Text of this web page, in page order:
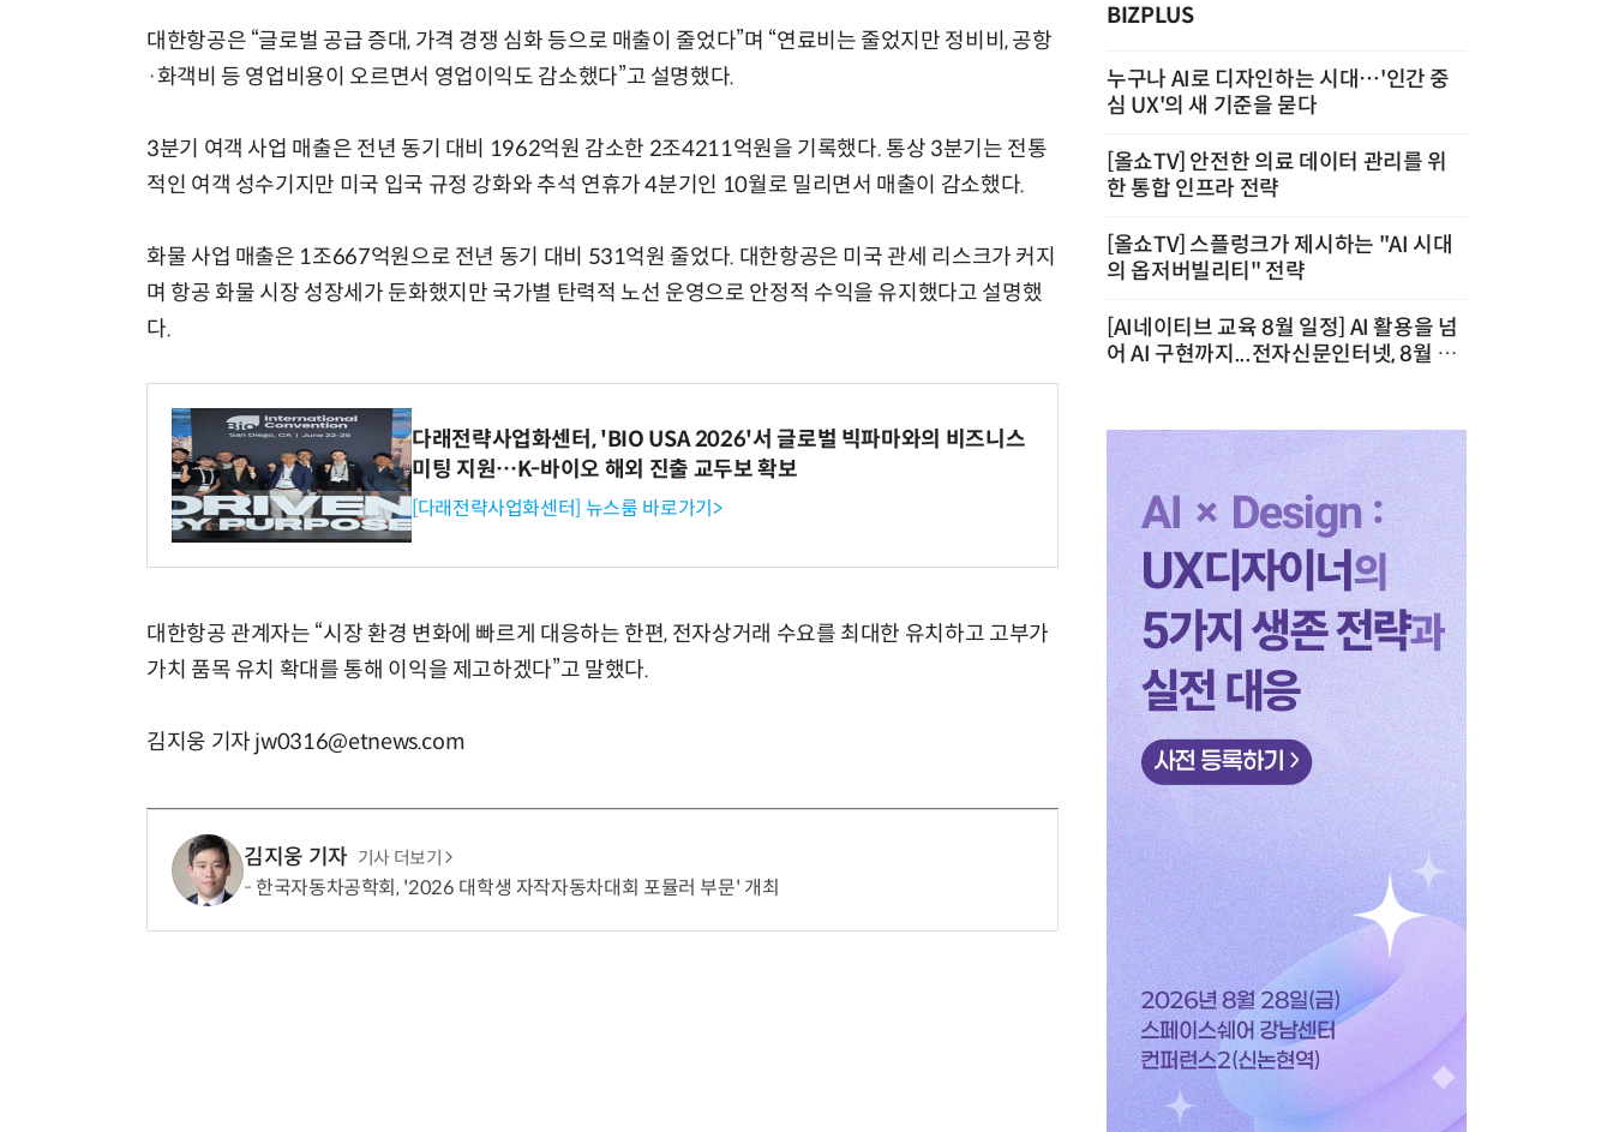
대한항공은 “글로벌 공급 증대, 가격 경쟁 심화 등으로 매출이 줄었다”며 “연료비는 줄었지만 정비비, 공항
·화객비 등 영업비용이 오르면서 영업이익도 감소했다”고 설명했다.
3분기 여객 사업 매출은 전년 동기 대비 1962억원 감소한 2조4211억원을 기록했다. 통상 3분기는 전통
적인 여객 성수기지만 미국 입국 규정 강화와 추석 연휴가 4분기인 10월로 밀리면서 매출이 감소했다.
화물 사업 매출은 1조667억원으로 전년 동기 대비 531억원 줄었다. 대한항공은 미국 관세 리스크가 커지
며 항공 화물 시장 성장세가 둔화했지만 국가별 탄력적 노선 운영으로 안정적 수익을 유지했다고 설명했
다.
다래전략사업화센터, 'BIO USA 2026'서 글로벌 빅파마와의 비즈니스
미팅 지원…K-바이오 해외 진출 교두보 확보
[다래전략사업화센터] 뉴스룸 바로가기>
대한항공 관계자는 “시장 환경 변화에 빠르게 대응하는 한편, 전자상거래 수요를 최대한 유치하고 고부가
가치 품목 유치 확대를 통해 이익을 제고하겠다”고 말했다.
김지웅 기자 jw0316@etnews.com
김지웅 기자 기사 더보기
한국자동차공학회, '2026 대학생 자작자동차대회 포뮬러 부문' 개최
BIZPLUS
누구나 AI로 디자인하는 시대…'인간 중
심 UX'의 새 기준을 묻다
[올쇼TV] 안전한 의료 데이터 관리를 위
한 통합 인프라 전략
[올쇼TV] 스플렁크가 제시하는 "AI 시대
의 옵저버빌리티" 전략
[AI네이티브 교육 8월 일정] AI 활용을 넘
어 AI 구현까지...전자신문인터넷, 8월 실